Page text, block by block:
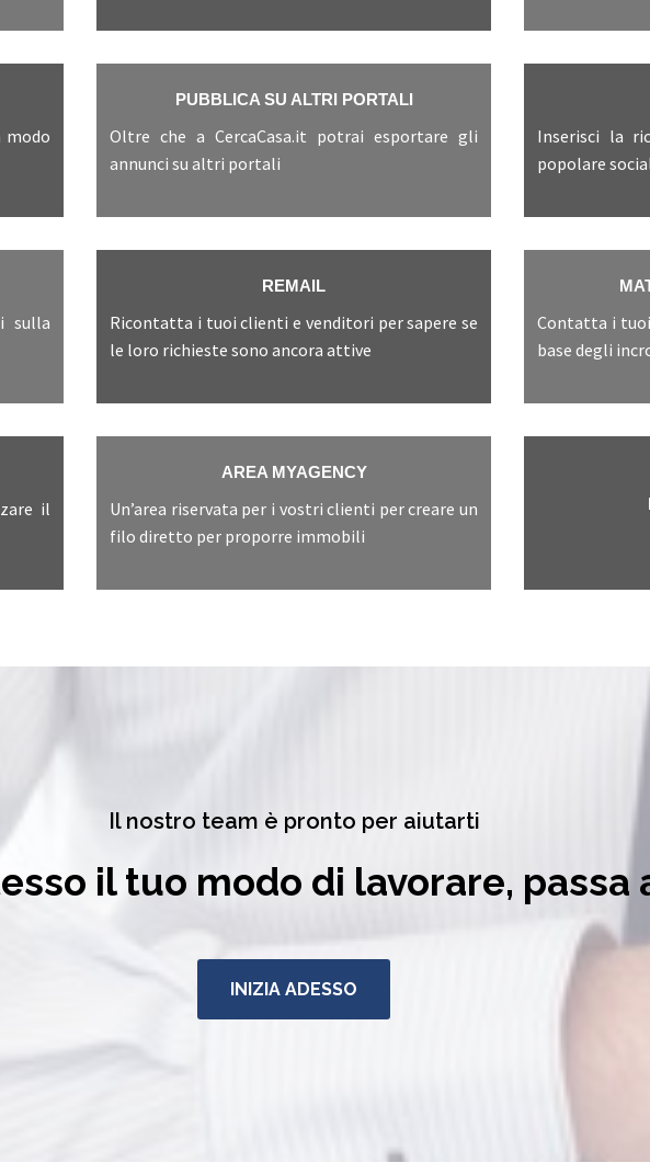
modo
PUBBLICA SU ALTRI PORTALI
Oltre che a CercaCasa.it potrai esportare gli
annunci su altri portali
Inserisci la
popolare
sulla
REMAIL
Ricontatta i tuoi clienti e venditori per sapere se
le loro richieste sono ancora attive
Contatta i
base degli
il
AREA MYAGENCY
Un’area riservata per i vostri clienti per creare un
filo diretto per proporre immobili
Il nostro team è pronto per aiutarti
il tuo modo di lavorare, passa
INIZIA ADESSO